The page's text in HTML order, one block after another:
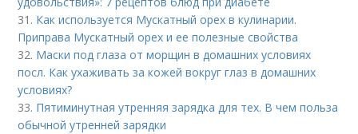
31. Как используется Мускатный орех в кулинарии.
Приправа Мускатный орех и ее полезные свойства
32. Маски под глаза от морщин в домашних условиях
посл. Как ухаживать за кожей вокруг глаз в домашних
условиях?
33. Пятиминутная утренняя зарядка для тех. В чем польза
обычной утренней зарядки